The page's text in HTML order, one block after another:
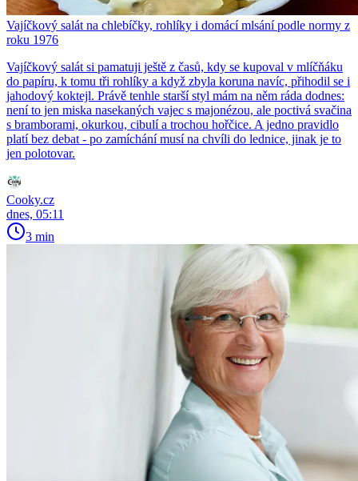
Vajíčkový salát na chlebíčky, rohlíky i domácí mlsání podle normy z
roku 1976
Vajíčkový salát si pamatuji ještě z časů, kdy se kupoval v mlíčňáku
do papíru, k tomu tři rohlíky a když zbyla koruna navíc, přihodil se i
jahodový koktejl. Právě tenhle starší styl mám na něm ráda dodnes:
není to jen miska nasekaných vajec s majonézou, ale poctivá svačina
s bramborami, okurkou, cibulí a trochou hořčice. A jedno pravidlo
platí bez debat - po zamíchání musí na chvíli do lednice, jinak je to
jen polotovar.
Cooky.cz
dnes, 05:11
3 min